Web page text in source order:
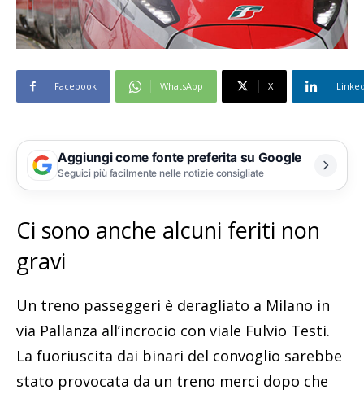
Facebook WhatsApp X
Aggiungi come fonte preferita su Google
Seguici più facilmente nelle notizie consigliate
Ci sono anche alcuni feriti non
gravi
Un treno passeggeri è deragliato a Milano in
via Pallanza all’incrocio con viale Fulvio Testi.
La fuoriuscita dai binari del convoglio sarebbe
stato provocata da un treno merci dopo che